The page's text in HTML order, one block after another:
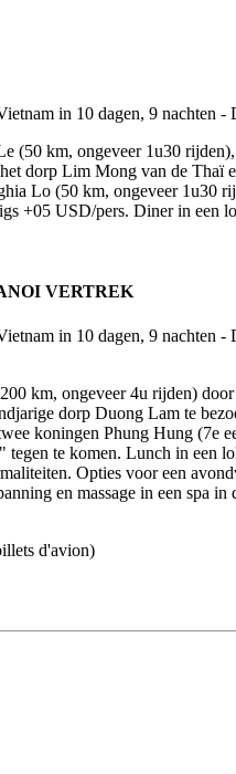
(50 km, ongeveer 1u30
dorp Lim Mong van de Thaï
Lo (50 km, ongeveer 1u30
+05 USD/pers. Diner in een
VERTREK
km, ongeveer 4u rijden)
dorp Duong Lam te
koningen Phung Hung (7e
tegen te komen. Lunch in
Opties voor een
en massage in een spa
d'avion)